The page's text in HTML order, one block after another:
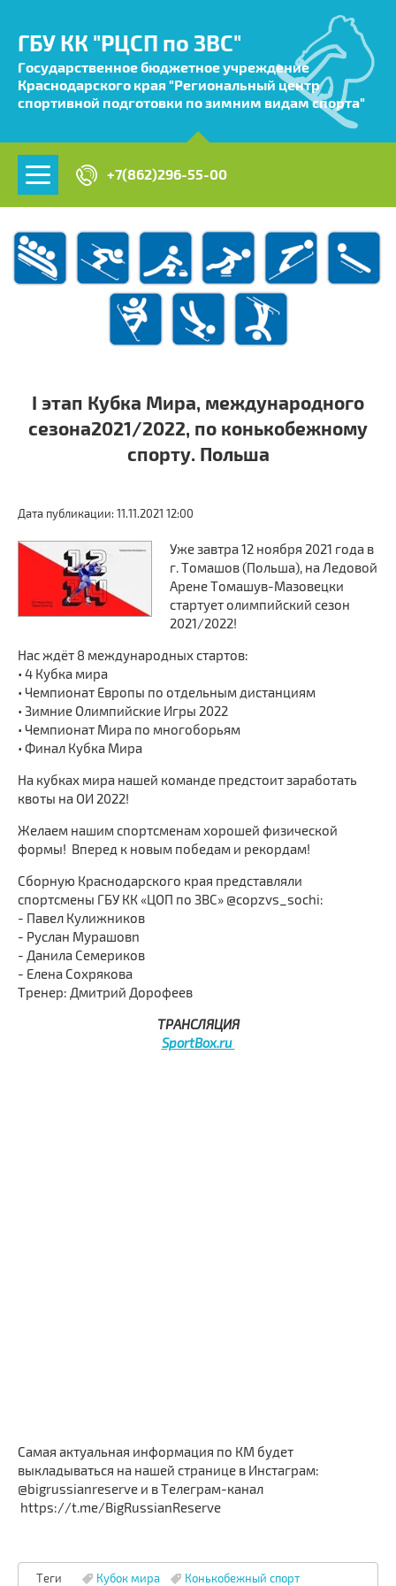
ГБУ КК "РЦСП по ЗВС"
Государственное бюджетное учреждение
Краснодарского края "Региональный центр
спортивной подготовки по зимним видам спорта"
+7(862)296-55-00
I этап Кубка Мира, международного
сезона2021/2022, по конькобежному
спорту. Польша
Дата публикации: 11.11.2021 12:00
Уже завтра 12 ноября 2021 года в
г. Томашов (Польша), на Ледовой
Арене Томашув-Мазовецки
стартует олимпийский сезон
2021/2022!
Нас ждёт 8 международных стартов:
• 4 Кубка мира
• Чемпионат Европы по отдельным дистанциям
• Зимние Олимпийские Игры 2022
• Чемпионат Мира по многоборьям
• Финал Кубка Мира
На кубках мира нашей команде предстоит заработать
квоты на ОИ 2022!
Желаем нашим спортсменам хорошей физической
формы! Вперед к новым победам и рекордам!
Сборную Краснодарского края представляли
спортсмены ГБУ КК «ЦОП по ЗВС» @copzvs_sochi:
- Павел Кулижников
- Руслан Мурашовn
- Данила Семериков
- Елена Сохрякова
Тренер: Дмитрий Дорофеев
ТРАНСЛЯЦИЯ
SportBox.ru
Самая актуальная информация по КМ будет
выкладываться на нашей странице в Инстаграм:
@bigrussianreserve и в Телеграм-канал
https://t.me/BigRussianReserve
Теги Кубок мира Конькобежный спорт